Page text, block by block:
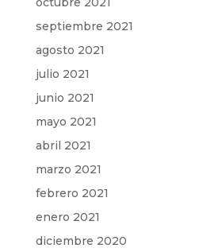
septiembre 2021
agosto 2021
julio 2021
junio 2021
mayo 2021
abril 2021
marzo 2021
febrero 2021
enero 2021
diciembre 2020